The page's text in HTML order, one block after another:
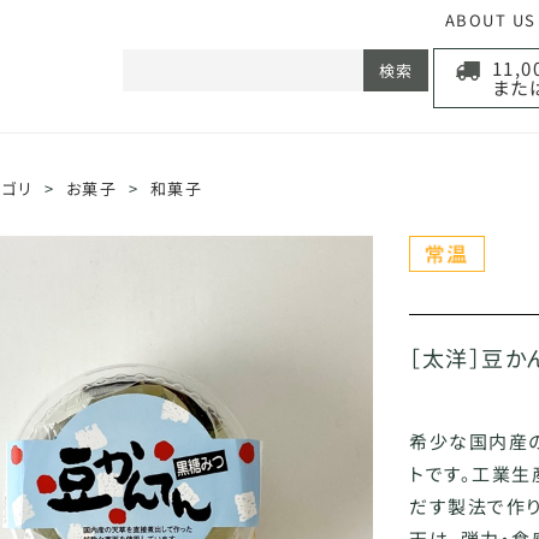
ABOUT US
また
検索
リ > お菓子 > 和菓子
［太洋］豆
希少な国内産
トです。工業
だす製法で作